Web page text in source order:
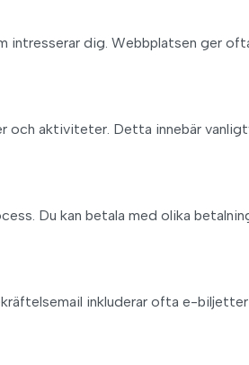
dig. Webbplatsen ger
och aktiviteter. Detta innebär
Du kan betala med olika
inkluderar ofta e-